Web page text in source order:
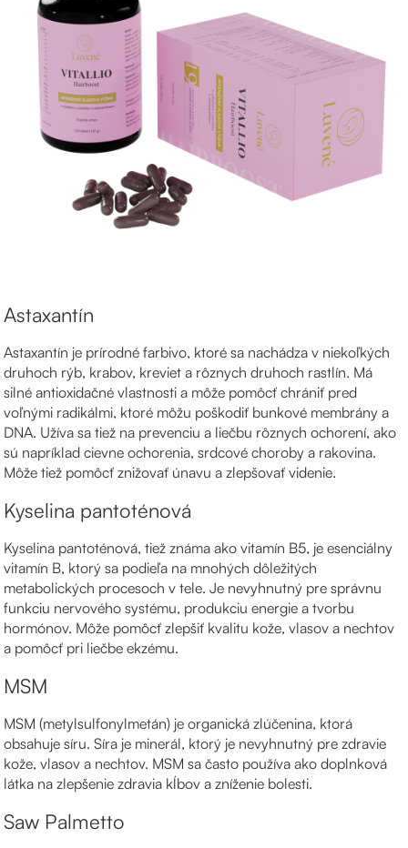
Astaxantín
Astaxantín je prírodné farbivo, ktoré sa nachádza v niekoľkých
druhoch rýb, krabov, kreviet a rôznych druhoch rastlín. Má
silné antioxidačné vlastnosti a môže pomôcť chrániť pred
voľnými radikálmi, ktoré môžu poškodiť bunkové membrány a
DNA. Užíva sa tiež na prevenciu a liečbu rôznych ochorení, ako
sú napríklad cievne ochorenia, srdcové choroby a rakovina.
Môže tiež pomôcť znižovať únavu a zlepšovať videnie.
Kyselina pantoténová
Kyselina pantoténová, tiež známa ako vitamín B5, je esenciálny
vitamín B, ktorý sa podieľa na mnohých dôležitých
metabolických procesoch v tele. Je nevyhnutný pre správnu
funkciu nervového systému, produkciu energie a tvorbu
hormónov. Môže pomôcť zlepšiť kvalitu kože, vlasov a nechtov
a pomôcť pri liečbe ekzému.
MSM
MSM (metylsulfonylmetán) je organická zlúčenina, ktorá
obsahuje síru. Síra je minerál, ktorý je nevyhnutný pre zdravie
kože, vlasov a nechtov. MSM sa často používa ako doplnková
látka na zlepšenie zdravia kĺbov a zníženie bolesti.
Saw Palmetto